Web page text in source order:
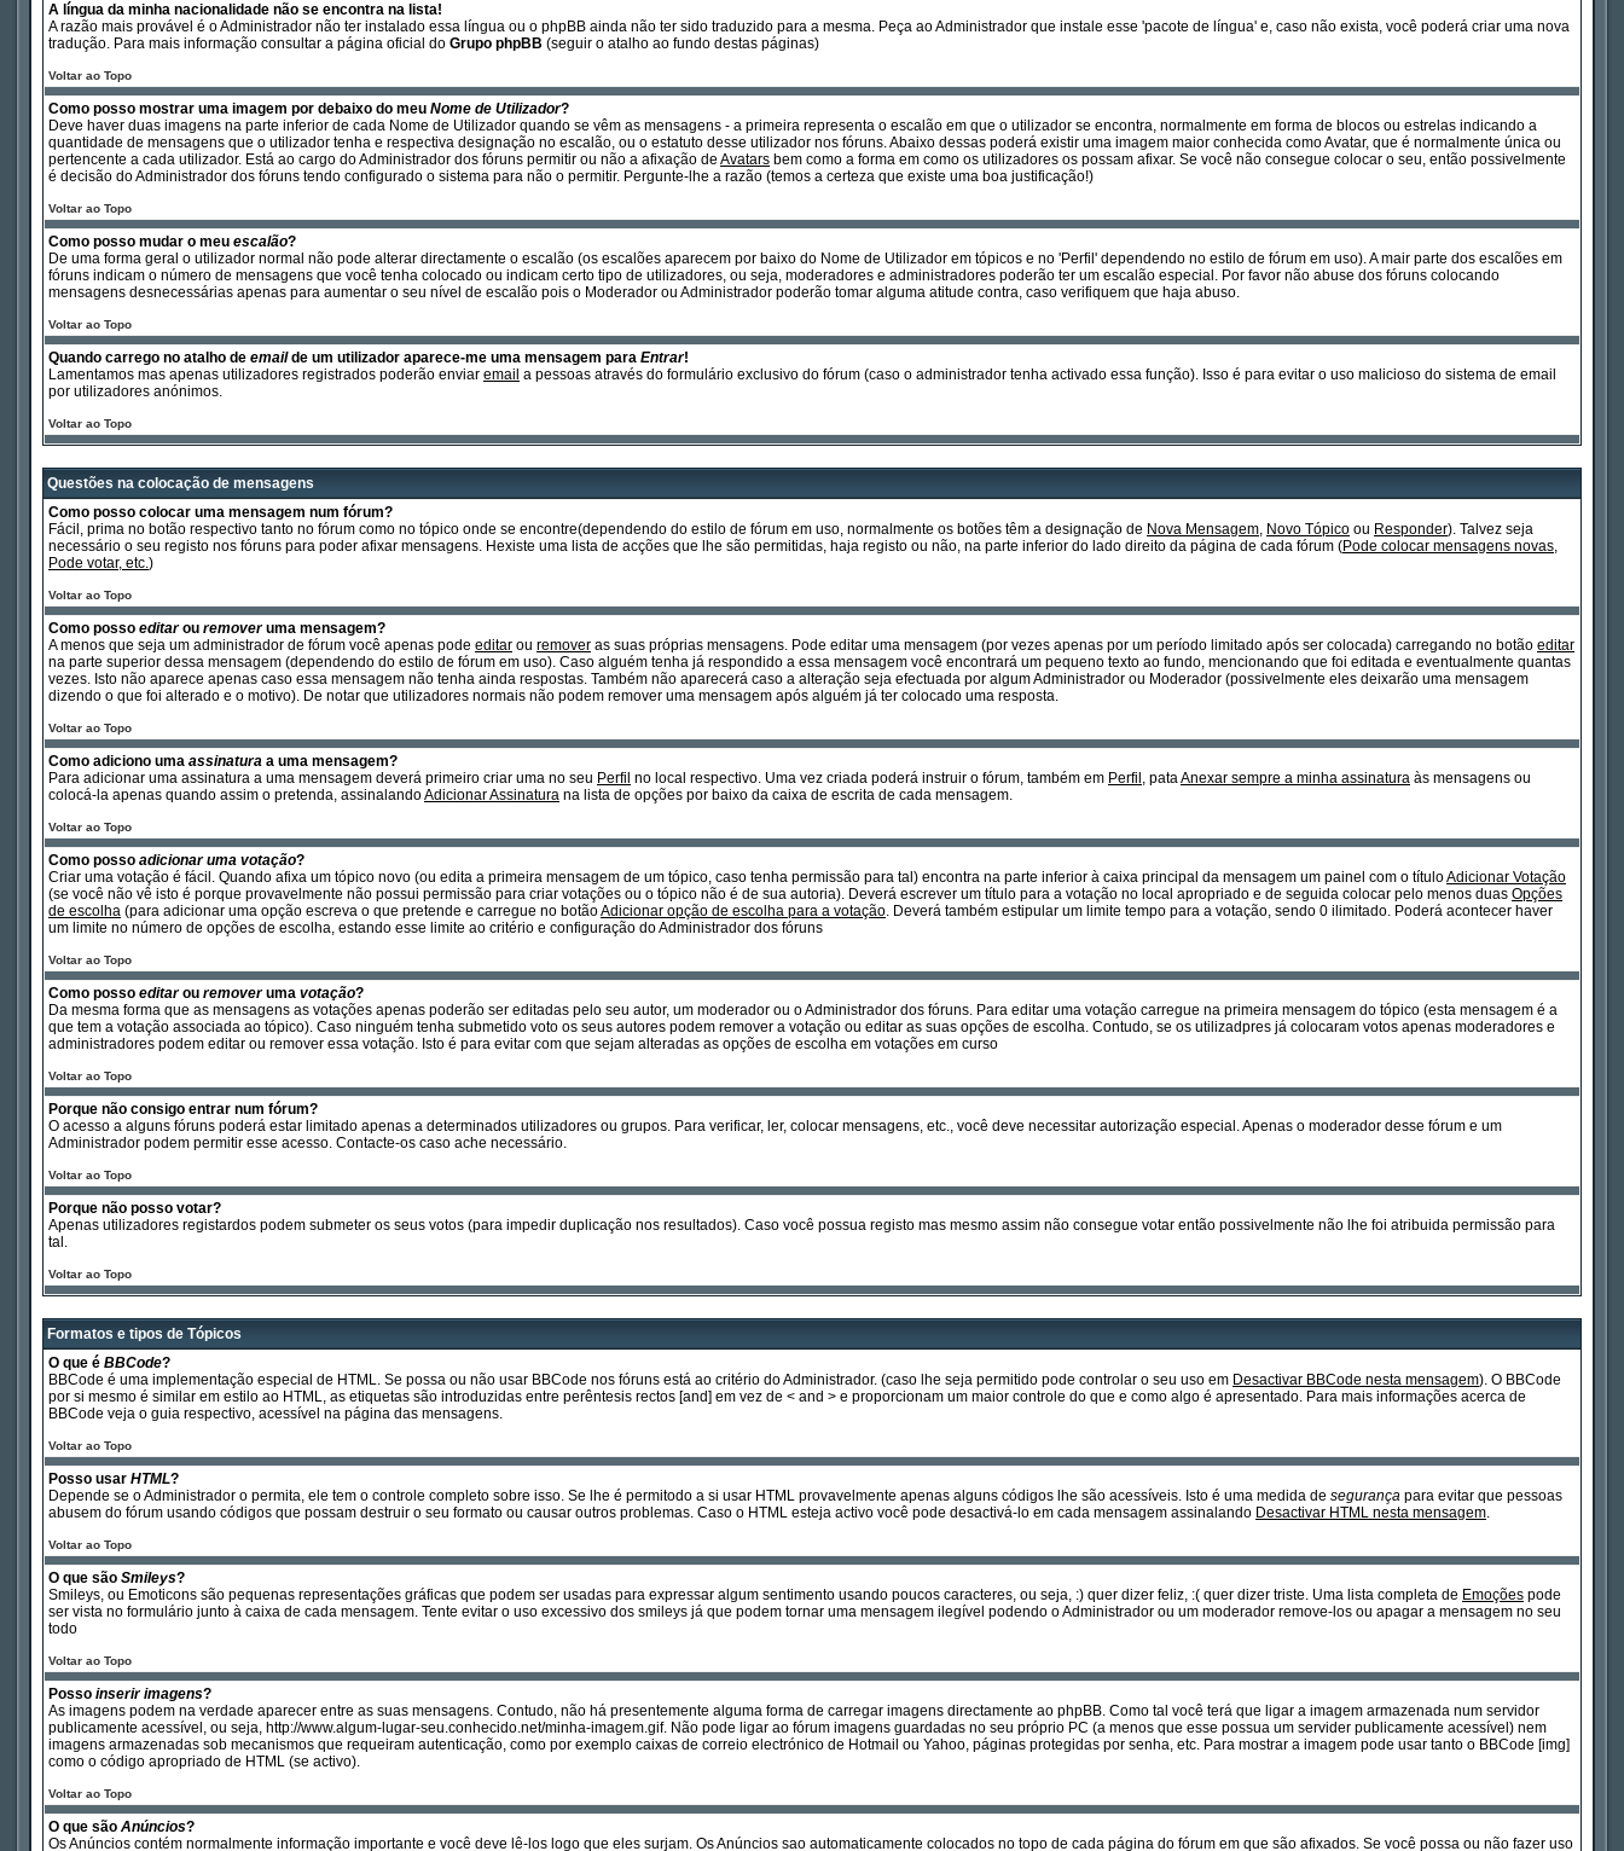
A língua da minha nacionalidade não se encontra na lista!
A razão mais provável é o Administrador não ter instalado essa língua ou o phpBB ainda não ter sido traduzido para a mesma. Peça ao Administrador que instale esse 'pacote de língua' e, caso não exista, você poderá criar uma nova
tradução. Para mais informação consultar a página oficial do Grupo phpBB (seguir o atalho ao fundo destas páginas)
Voltar ao Topo
Como posso mostrar uma imagem por debaixo do meu Nome de Utilizador?
Deve haver duas imagens na parte inferior de cada Nome de Utilizador quando se vêm as mensagens - a primeira representa o escalão em que o utilizador se encontra, normalmente em forma de blocos ou estrelas indicando a
quantidade de mensagens que o utilizador tenha e respectiva designação no escalão, ou o estatuto desse utilizador nos fóruns. Abaixo dessas poderá existir uma imagem maior conhecida como Avatar, que é normalmente única ou
pertencente a cada utilizador. Está ao cargo do Administrador dos fóruns permitir ou não a afixação de Avatars bem como a forma em como os utilizadores os possam afixar. Se você não consegue colocar o seu, então possivelmente
é decisão do Administrador dos fóruns tendo configurado o sistema para não o permitir. Pergunte-lhe a razão (temos a certeza que existe uma boa justificação!)
Voltar ao Topo
Como posso mudar o meu escalão?
De uma forma geral o utilizador normal não pode alterar directamente o escalão (os escalões aparecem por baixo do Nome de Utilizador em tópicos e no 'Perfil' dependendo no estilo de fórum em uso). A mair parte dos escalões em
fóruns indicam o número de mensagens que você tenha colocado ou indicam certo tipo de utilizadores, ou seja, moderadores e administradores poderão ter um escalão especial. Por favor não abuse dos fóruns colocando
mensagens desnecessárias apenas para aumentar o seu nível de escalão pois o Moderador ou Administrador poderão tomar alguma atitude contra, caso verifiquem que haja abuso.
Voltar ao Topo
Quando carrego no atalho de emailde um utilizador aparece-me uma mensagem para Entrar!
Lamentamos mas apenas utilizadores registrados poderão enviar email a pessoas através do formulário exclusivo do fórum (caso o administrador tenha activado essa função). Isso é para evitar o uso malicioso do sistema de email
por utilizadores anónimos.
Voltar ao Topo
Questões na colocação de mensagens
Como posso colocar uma mensagem num fórum?
Fácil, prima no botão respectivo tanto no fórum como no tópico onde se encontre(dependendo do estilo de fórum em uso, normalmente os botões têm a designação de Nova Mensagem, Novo Tópico ou Responder). Talvez seja
necessário o seu registo nos fóruns para poder afixar mensagens. Hexiste uma lista de acções que lhe são permitidas, haja registo ou não, na parte inferior do lado direito da página de cada fórum (Pode colocar mensagens novas,
Pode votar, etc.)
Voltar ao Topo
Como posso editarou removeruma mensagem?
A menos que seja um administrador de fórum você apenas pode editar ou remover as suas próprias mensagens. Pode editar uma mensagem (por vezes apenas por um período limitado após ser colocada) carregando no botão editar
na parte superior dessa mensagem (dependendo do estilo de fórum em uso). Caso alguém tenha já respondido a essa mensagem você encontrará um pequeno texto ao fundo, mencionando que foi editada e eventualmente quantas
vezes. Isto não aparece apenas caso essa mensagem não tenha ainda respostas. Também não aparecerá caso a alteração seja efectuada por algum Administrador ou Moderador (possivelmente eles deixarão uma mensagem
dizendo o que foi alterado e o motivo). De notar que utilizadores normais não podem remover uma mensagem após alguém já ter colocado uma resposta.
Voltar ao Topo
Como adiciono uma assinatura a uma mensagem?
Para adicionar uma assinatura a uma mensagem deverá primeiro criar uma no seu Perfil no local respectivo. Uma vez criada poderá instruir o fórum, também em Perfil , pataAnexar sempre a minha assinatura às mensagens ou
colocá-la apenas quando assim o pretenda, assinalandoAdicionar Assinatura na lista de opções por baixo da caixa de escrita de cada mensagem.
Voltar ao Topo
Como posso adicionar uma votação?
Criar uma votação é fácil. Quando afixa um tópico novo (ou edita a primeira mensagem de um tópico, caso tenha permissão para tal) encontra na parte inferior à caixa principal da mensagem um painel com o títuloAdicionar Votação
(se você não vê isto é porque provavelmente não possui permissão para criar votações ou o tópico não é de sua autoria). Deverá escrever um título para a votação no local apropriado e de seguida colocar pelo menos duas Opções
de escolha (para adicionar uma opção escreva o que pretende e carregue no botãoAdicionar opção de escolha para a votação. Deverá também estipular um limite tempo para a votação, sendo 0 ilimitado. Poderá acontecer haver
um limite no número de opções de escolha, estando esse limite ao critério e configuração do Administrador dos fóruns
Voltar ao Topo
Como posso editarou removeruma votação?
Da mesma forma que as mensagens as votações apenas poderão ser editadas pelo seu autor, um moderador ou o Administrador dos fóruns. Para editar uma votação carregue na primeira mensagem do tópico (esta mensagem é a
que tem a votação associada ao tópico). Caso ninguém tenha submetido voto os seus autores podem remover a votação ou editar as suas opções de escolha. Contudo, se os utilizadpres já colocaram votos apenas moderadores e
administradores podem editar ou remover essa votação. Isto é para evitar com que sejam alteradas as opções de escolha em votações em curso
Voltar ao Topo
Porque não consigo entrar num fórum?
O acesso a alguns fóruns poderá estar limitado apenas a determinados utilizadores ou grupos. Para verificar, ler, colocar mensagens, etc., você deve necessitar autorização especial. Apenas o moderador desse fórum e um
Administrador podem permitir esse acesso. Contacte-os caso ache necessário.
Voltar ao Topo
Porque não posso votar?
Apenas utilizadores registardos podem submeter os seus votos (para impedir duplicação nos resultados). Caso você possua registo mas mesmo assim não consegue votar então possivelmente não lhe foi atribuida permissão para
tal.
Voltar ao Topo
Formatos e tipos de Tópicos
O que é BBCode?
BBCode é uma implementação especial de HTML. Se possa ou não usar BBCode nos fóruns está ao critério do Administrador. (caso lhe seja permitido pode controlar o seu uso em Desactivar BBCode nesta mensagem). O BBCode
por si mesmo é similar em estilo ao HTML, as etiquetas são introduzidas entre perêntesis rectos [and] em vez de < and > e proporcionam um maior controle do que e como algo é apresentado. Para mais informações acerca de
BBCode veja o guia respectivo, acessível na página das mensagens.
Voltar ao Topo
Posso usar HTML?
Depende se o Administrador o permita, ele tem o controle completo sobre isso. Se lhe é permitodo a si usar HTML provavelmente apenas alguns códigos lhe são acessíveis. Isto é uma medida de segurança para evitar que pessoas
abusem do fórum usando códigos que possam destruir o seu formato ou causar outros problemas. Caso o HTML esteja activo você pode desactivá-lo em cada mensagem assinalando Desactivar HTML nesta mensagem.
Voltar ao Topo
O que são Smileys?
Smileys, ou Emoticons são pequenas representações gráficas que podem ser usadas para expressar algum sentimento usando poucos caracteres, ou seja, :) quer dizer feliz, :( quer dizer triste. Uma lista completa de Emoções pode
ser vista no formulário junto à caixa de cada mensagem. Tente evitar o uso excessivo dos smileys já que podem tornar uma mensagem ilegível podendo o Administrador ou um moderador remove-los ou apagar a mensagem no seu
todo
Voltar ao Topo
Posso inserir imagens?
As imagens podem na verdade aparecer entre as suas mensagens. Contudo, não há presentemente alguma forma de carregar imagens directamente ao phpBB. Como tal você terá que ligar a imagem armazenada num servidor
publicamente acessível, ou seja, http://www.algum-lugar-seu.conhecido.net/minha-imagem.gif. Não pode ligar ao fórum imagens guardadas no seu próprio PC (a menos que esse possua um servider publicamente acessível) nem
imagens armazenadas sob mecanismos que requeiram autenticação, como por exemplo caixas de correio electrónico de Hotmail ou Yahoo, páginas protegidas por senha, etc. Para mostrar a imagem pode usar tanto o BBCode [img]
como o código apropriado de HTML (se activo).
Voltar ao Topo
O que são Anúncios?
Os Anúncios contém normalmente informação importante e você deve lê-los logo que eles surjam. Os Anúncios sao automaticamente colocados no topo de cada página do fórum em que são afixados. Se você possa ou não fazer uso